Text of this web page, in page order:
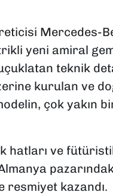
Mercedes-
yeni amiral
teknik
kurulan ve
çok yakın
hatları ve
resmiyet kazandı.